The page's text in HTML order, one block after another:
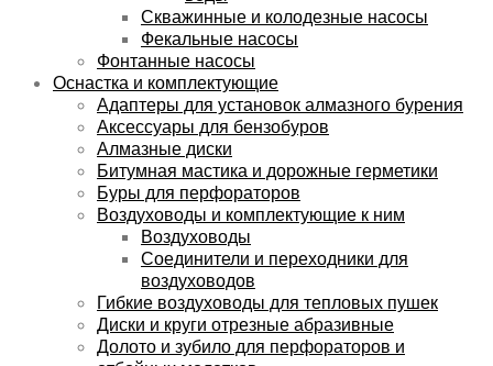
Скважинные и колодезные насосы
Фекальные насосы
Фонтанные насосы
Оснастка и комплектующие
Адаптеры для установок алмазного бурения
Аксессуары для бензобуров
Алмазные диски
Битумная мастика и дорожные герметики
Буры для перфораторов
Воздуховоды и комплектующие к ним
Воздуховоды
Соединители и переходники для
воздуховодов
Гибкие воздуховоды для тепловых пушек
Диски и круги отрезные абразивные
Долото и зубило для перфораторов и